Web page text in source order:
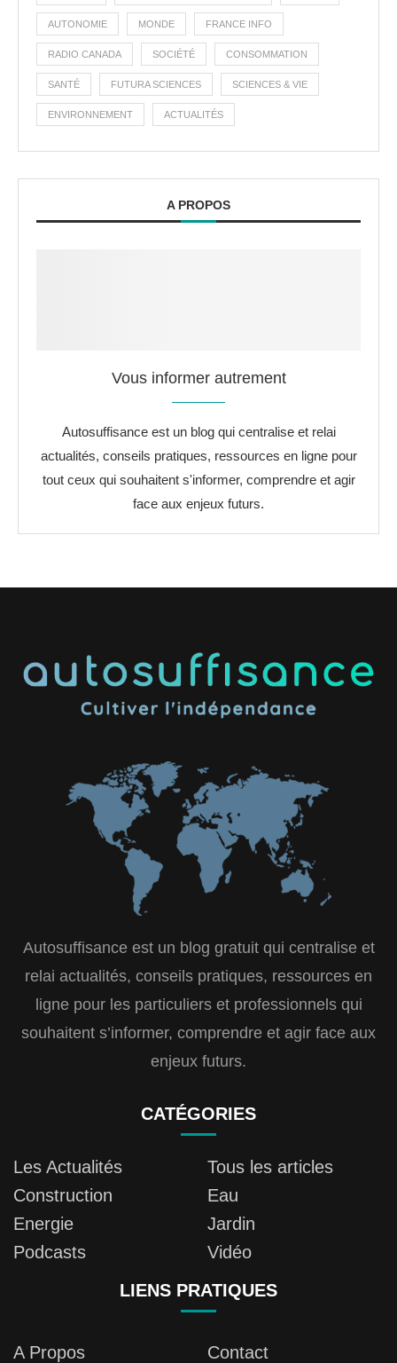
AUTONOMIE MONDE FRANCE INFO
RADIO CANADA SOCIÉTÉ CONSOMMATION
SANTÉ FUTURA SCIENCES SCIENCES & VIE
ENVIRONNEMENT ACTUALITÉS
A PROPOS
Vous informer autrement
Autosuffisance est un blog qui centralise et relai
actualités, conseils pratiques, ressources en ligne pour
tout ceux qui souhaitent s'informer, comprendre et agir
face aux enjeux futurs.
Autosuffisance est un blog gratuit qui centralise et
relai actualités, conseils pratiques, ressources en
ligne pour les particuliers et professionnels qui
souhaitent s’informer, comprendre et agir face aux
enjeux futurs.
CATÉGORIES
Les Actualités
Tous les articles
Construction
Eau
Energie
Jardin
Podcasts
Vidéo
LIENS PRATIQUES
A Propos
Contact